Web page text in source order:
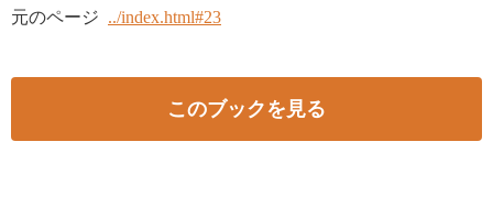
元のページ ../index.html#23
このブックを見る